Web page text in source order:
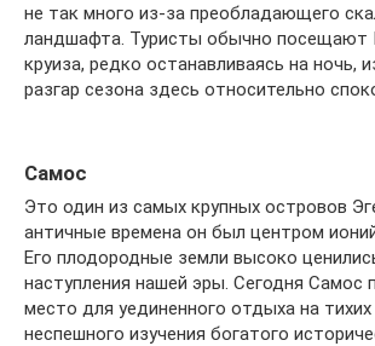
не так много из-за преобладающего
ландшафта. Туристы обычно посещают
круиза, редко останавливаясь на ночь,
разгар сезона здесь относительно
Самос
Это один из самых крупных островов
античные времена он был центром
Его плодородные земли высоко
наступления нашей эры. Сегодня Самос
место для уединенного отдыха на тихих
неспешного изучения богатого